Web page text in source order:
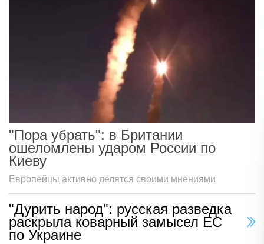
"Пора убрать": в Британии
ошеломлены ударом России по
Киеву
Европейцы активно делятся своими мнениями
"Дурить народ": русская разведка
раскрыла коварный замысел ЕС
по Украине